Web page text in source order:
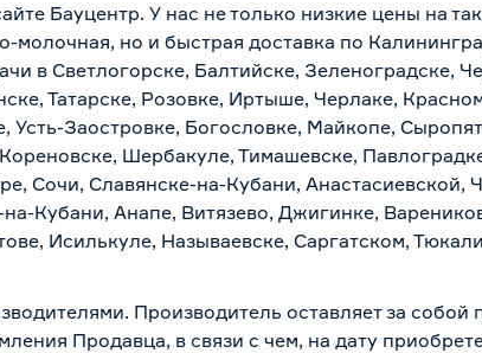
Бауцентр. У нас не только низкие цены на
но и быстрая доставка по
в Светлогорске, Балтийске, Зеленоградске,
Татарске, Розовке, Иртыше, Черлаке,
Заостровке, Богословке, Майкопе,
Шербакуле, Тимашевске,
Сочи, Славянске-на-Кубани, Анастасиевской,
Кубани, Анапе, Витязево, Джигинке,
Исилькуле, Называевске, Саргатском,
Производитель оставляет за собой
Продавца, в связи с чем, на дату